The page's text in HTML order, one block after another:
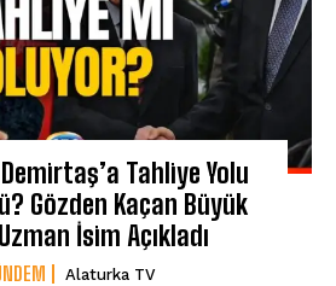
Tahliye Yolu
Gözden Kaçan Büyük
İsim Açıkladı
Alaturka TV